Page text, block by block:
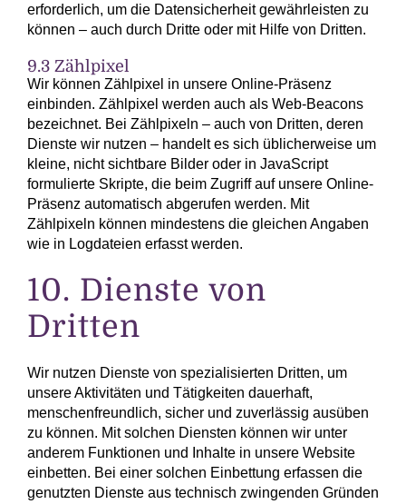
erforderlich, um die Datensicherheit gewährleisten zu
können – auch durch Dritte oder mit Hilfe von Dritten.
9.3 Zählpixel
Wir können Zählpixel in unsere Online-Präsenz
einbinden. Zählpixel werden auch als Web-Beacons
bezeichnet. Bei Zählpixeln – auch von Dritten, deren
Dienste wir nutzen – handelt es sich üblicherweise um
kleine, nicht sichtbare Bilder oder in JavaScript
formulierte Skripte, die beim Zugriff auf unsere Online-
Präsenz automatisch abgerufen werden. Mit
Zählpixeln können mindestens die gleichen Angaben
wie in Log­dateien erfasst werden.
10. Dienste von
Dritten
Wir nutzen Dienste von spezialisierten Dritten, um
unsere Aktivitäten und Tätigkeiten dauerhaft,
menschen­freundlich, sicher und zuverlässig ausüben
zu können. Mit solchen Diensten können wir unter
anderem Funktionen und Inhalte in unsere Website
einbetten. Bei einer solchen Einbettung erfassen die
genutzten Dienste aus technisch zwingenden Gründen